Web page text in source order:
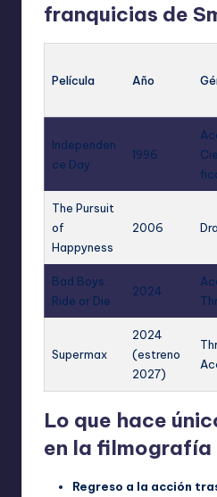
franquicias de
Película Año
Independen
ce Day
1996
The Pursuit
of
Happyness
2006
Bad Boys:
Ride or Die
2024
Supermax
2024
(estreno
2027)
Lo que hace
en la filmografía
Regreso a la acción